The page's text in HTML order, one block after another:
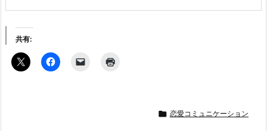
共有:
 恋愛コミュニケーション